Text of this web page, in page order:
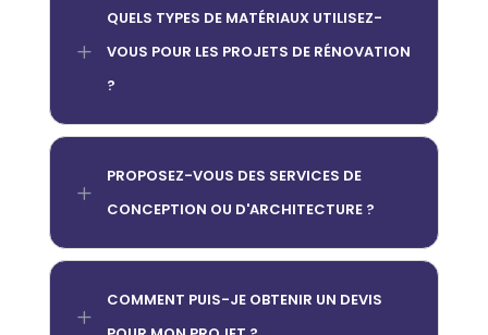
L
QUELS TYPES DE MATÉRIAUX UTILISEZ-
VOUS POUR LES PROJETS DE RÉNOVATION
?
L
PROPOSEZ-VOUS DES SERVICES DE
CONCEPTION OU D'ARCHITECTURE ?
L
COMMENT PUIS-JE OBTENIR UN DEVIS